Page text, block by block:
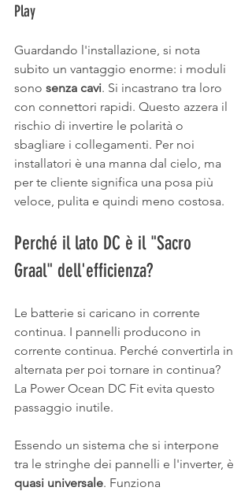
Play
Guardando l'installazione, si nota
subito un vantaggio enorme: i moduli
sono senza cavi. Si incastrano tra loro
con connettori rapidi. Questo azzera il
rischio di invertire le polarità o
sbagliare i collegamenti. Per noi
installatori è una manna dal cielo, ma
per te cliente significa una posa più
veloce, pulita e quindi meno costosa.
Perché il lato DC è il "Sacro
Graal" dell'efficienza?
Le batterie si caricano in corrente
continua. I pannelli producono in
corrente continua. Perché convertirla in
alternata per poi tornare in continua?
La Power Ocean DC Fit evita questo
passaggio inutile.
Essendo un sistema che si interpone
tra le stringhe dei pannelli e l'inverter, è
quasi universale. Funziona